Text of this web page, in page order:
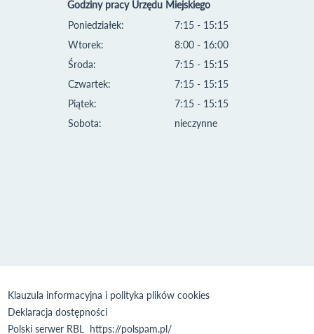
Godziny pracy Urzędu Miejskiego
Poniedziałek:
Wtorek:
Środa:
Czwartek:
Piątek:
Sobota:
7:15 - 15:15
8:00 - 16:00
7:15 - 15:15
7:15 - 15:15
7:15 - 15:15
nieczynne
Klauzula informacyjna i polityka plików cookies
Deklaracja dostępności
Polski serwer RBL https://polspam.pl/